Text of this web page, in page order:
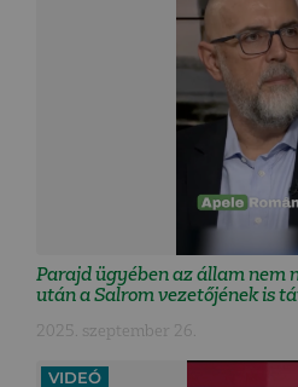
Parajd ügyében az állam nem
után a Salrom vezetőjének is
2025. szeptember 26.
VIDEÓ